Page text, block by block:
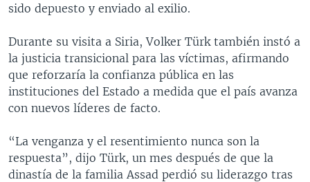
sido depuesto y enviado al exilio.
Durante su visita a Siria, Volker Türk también instó a
la justicia transicional para las víctimas, afirmando
que reforzaría la confianza pública en las
instituciones del Estado a medida que el país avanza
con nuevos líderes de facto.
“La venganza y el resentimiento nunca son la
respuesta”, dijo Türk, un mes después de que la
dinastía de la familia Assad perdió su liderazgo tras